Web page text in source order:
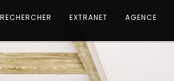
RECHERCHER EXTRANET AGENCE